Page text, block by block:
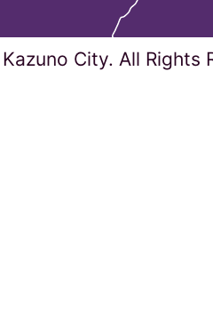
City. All Rights